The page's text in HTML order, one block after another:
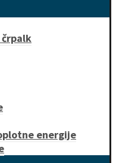
energije